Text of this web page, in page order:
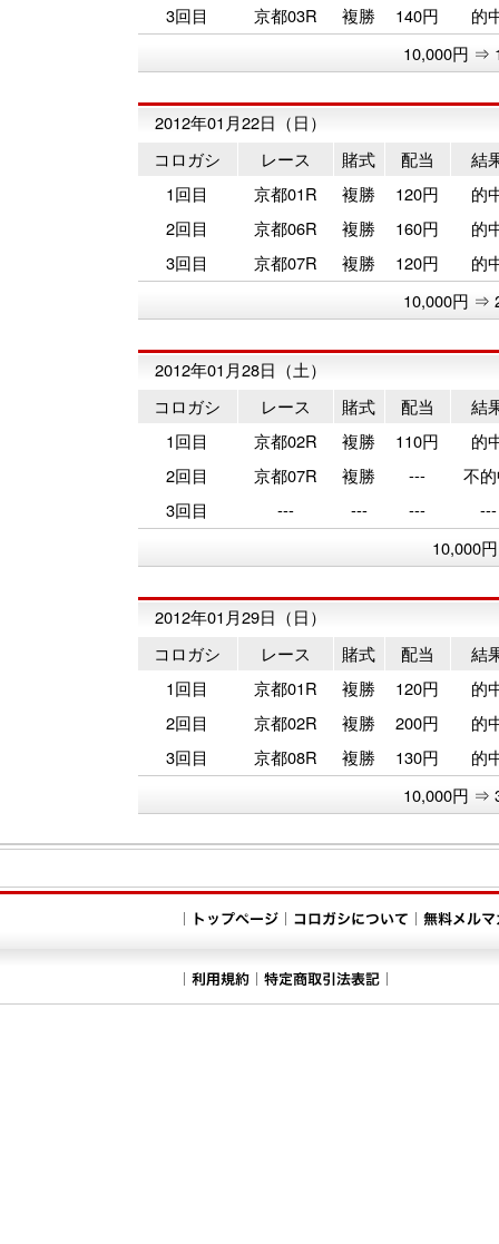
3回目
京都03R 複勝 140円
的
10,000円 ⇒
2012年01月22日（日）
コロガシ
レース 賭式 配当
結
1回目
京都01R 複勝 120円
的
2回目
京都06R 複勝 160円
的
3回目
京都07R 複勝 120円
的
10,000円 ⇒
2012年01月28日（土）
コロガシ
レース 賭式 配当
結
1回目
京都02R 複勝 110円
的
2回目
京都07R 複勝 ---
不
3回目
--- --- ---
---
10,000
2012年01月29日（日）
コロガシ
レース 賭式 配当
結
1回目
京都01R 複勝 120円
的
2回目
京都02R 複勝 200円
的
3回目
京都08R 複勝 130円
的
10,000円 ⇒